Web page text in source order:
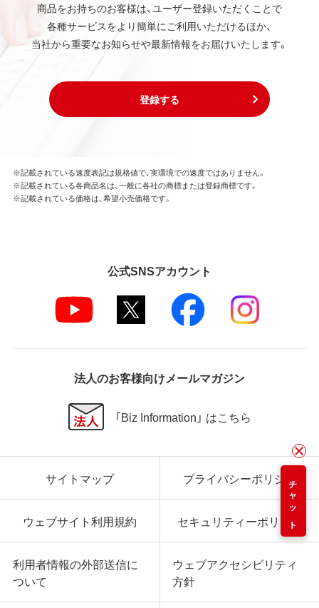
商品をお持ちのお客様は、ユーザー登録いただくことで
各種サービスをより簡単にご利用いただけるほか、
当社から重要なお知らせや最新情報をお届けいたします。
登録する
チャット
※記載されている速度表記は規格値で、実環境での速度ではありません。
※記載されている各商品名は、一般に各社の商標または登録商標です。
※記載されている価格は、希望小売価格です。
公式SNSアカウント
法人のお客様向けメールマガジン
「Biz Information」 はこちら
サイトマップ プライバシーポリシー
ウェブサイト利用規約 セキュリティーポリシー
利用者情報の外部送信に
ついて
ウェブアクセシビリティ
方針